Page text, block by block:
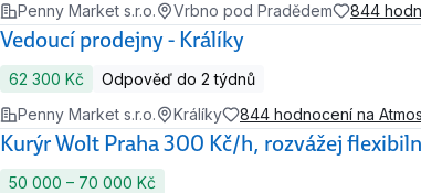
Penny Market s.r.o.
Vrbno pod Pradědem 844
Vedoucí prodejny - Králíky
62 300 Kč
Odpověď do 2 týdnů
Penny Market s.r.o.
Králíky 844 hodnocení na
Kurýr Wolt Praha 300 Kč/h, rozvážej
50 000 ‍–‍ 70 000 Kč